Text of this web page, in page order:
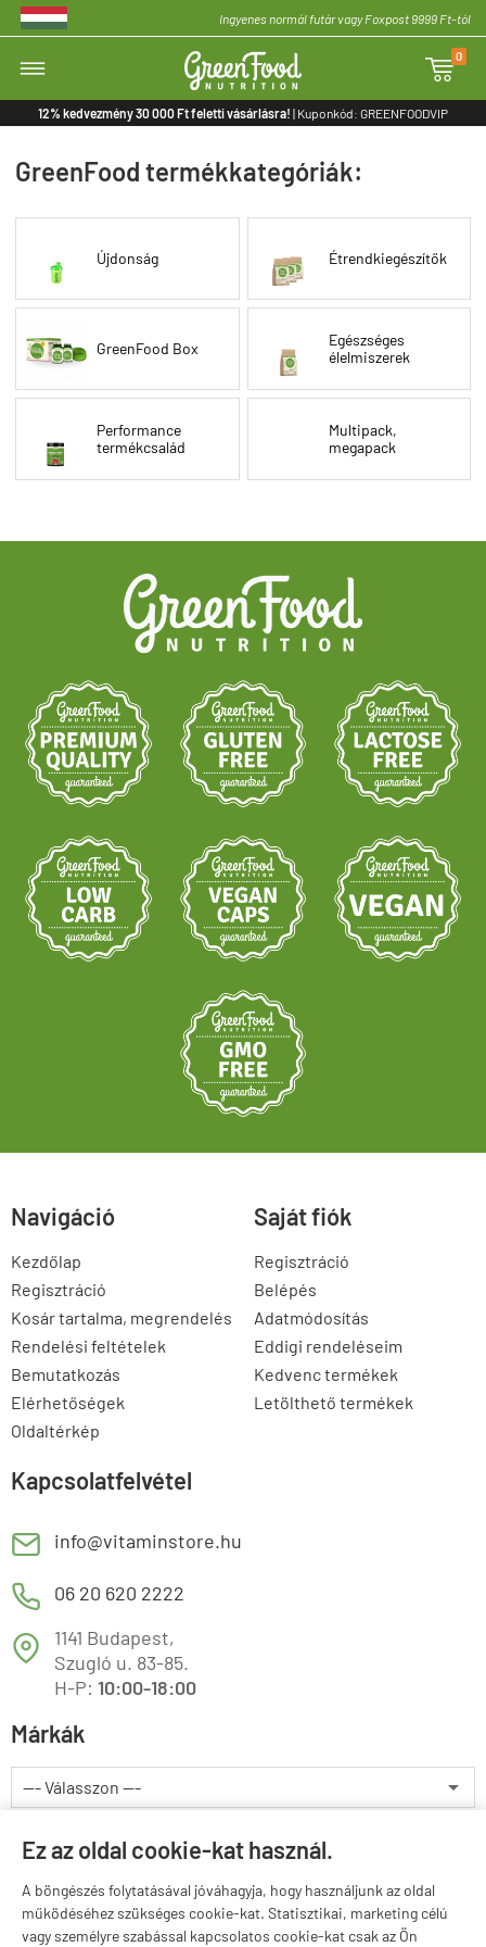
Ez az oldal cookie-kat használ.
A böngészés folytatásával jóváhagyja, hogy használjunk az oldal
működéséhez szükséges cookie-kat. Statisztikai, marketing célú
vagy személyre szabással kapcsolatos cookie-kat csak az Ön
Ingyenes normál futár vagy Foxpost 9999 Ft-tól

0
12% kedvezmény 30 000 Ft feletti vásárlásra! | Kuponkód: GREENFOODVIP
GreenFood termékkategóriák:
Újdonság Étrendkiegészítők
GreenFood Box
Egészséges
élelmiszerek
Performance
termékcsalád
Multipack,
megapack
Navigáció
Kezdőlap
Regisztráció
Kosár tartalma, megrendelés
Rendelési feltételek
Bemutatkozás
Elérhetőségek
Oldaltérkép
Saját fiók
Regisztráció
Belépés
Adatmódosítás
Eddigi rendeléseim
Kedvenc termékek
Letölthető termékek
Kapcsolatfelvétel
E info@vitaminstore.hu
M 06 20 620 2222
T
1141 Budapest,
Szugló u. 83-85.
H-P: 10:00-18:00
Márkák
Valuta választás